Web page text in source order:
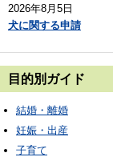
2026年8月5日
犬に関する申請
目的別ガイド
結婚・離婚
妊娠・出産
子育て